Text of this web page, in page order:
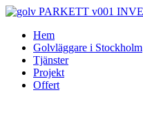
Skip
contentHem
Golvläggare i Stockholm
Tjänster
Projekt
Offert